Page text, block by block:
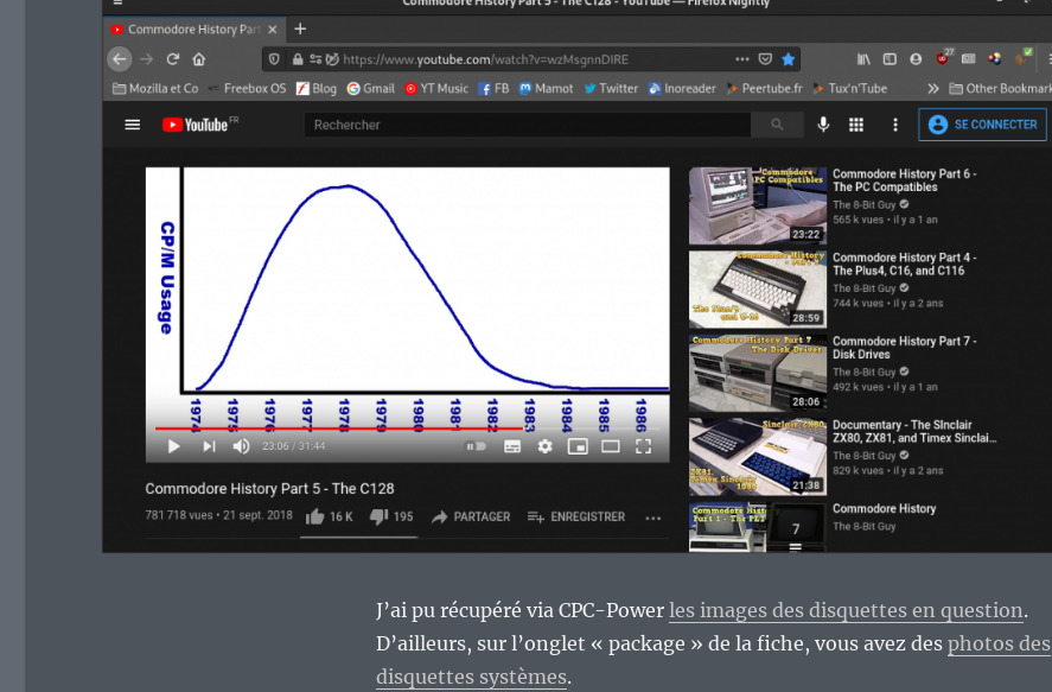
J’ai pu récupéré via CPC-Power les images des disquettes en question.
D’ailleurs, sur l’onglet « package » de la fiche, vous avez des photos des
disquettes systèmes.